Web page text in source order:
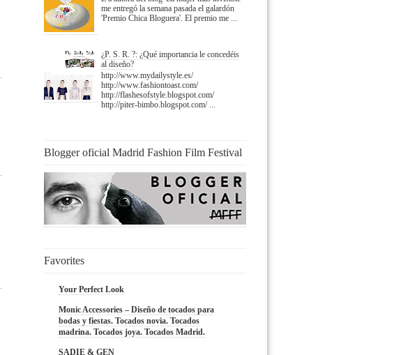
me entregó la semana pasada el galardón
'Premio Chica Bloguera'. El premio me ...
¿P. S. R. ?: ¿Qué importancia le concedéis
al diseño?
http://www.mydailystyle.es/
http://www.fashiontoast.com/
http://flashesofstyle.blogspot.com/
http://piter-bimbo.blogspot.com/ ...
Blogger oficial Madrid Fashion Film Festival
Favorites
Your Perfect Look
Monic Accessories – Diseño de tocados para
bodas y fiestas. Tocados novia. Tocados
madrina. Tocados joya. Tocados Madrid.
SADIE & GEN